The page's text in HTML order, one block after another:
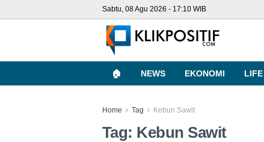
Sabtu, 08 Agu 2026 - 17:10 WIB
🏠 NEWS EKONOMI LIFE
Home Tag Kebun Sawit
Tag: Kebun Sawit